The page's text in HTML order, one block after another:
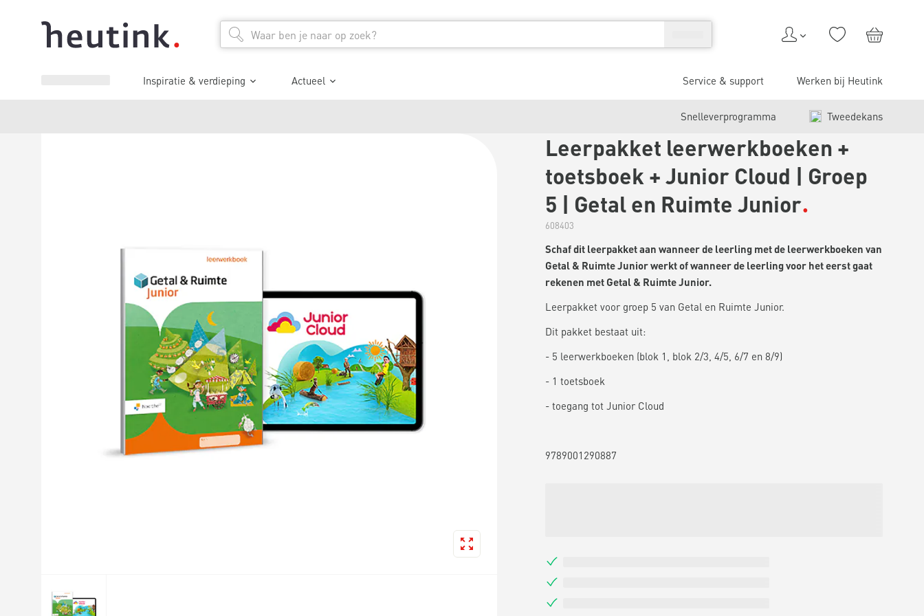
Inspiratie & verdieping Actueel Service & support Werken bij Heutink
Snelleverprogramma Tweedekans
Leerpakket leerwerkboeken +
toetsboek + Junior Cloud | Groep
5 | Getal en Ruimte Junior
608403
Schaf dit leerpakket aan wanneer de leerling met de leerwerkboeken van
Getal & Ruimte Junior werkt of wanneer de leerling voor het eerst gaat
rekenen met Getal & Ruimte Junior.
Leerpakket voor groep 5 van Getal en Ruimte Junior.
Dit pakket bestaat uit:
- 5 leerwerkboeken (blok 1, blok 2/3, 4/5, 6/7 en 8/9)
- 1 toetsboek
- toegang tot Junior Cloud
9789001290887